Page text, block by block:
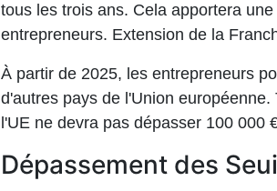
tous les trois ans. Cela apportera
entrepreneurs. Extension de la
À partir de 2025, les entrepreneurs
d'autres pays de l'Union
l'UE ne devra pas dépasser 100 000
Dépassement des